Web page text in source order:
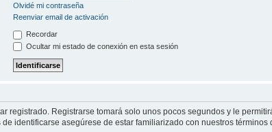
Olvidé mi contraseña
Reenviar email de activación
Recordar
Ocultar mi estado de conexión en esta sesión
registrado. Registrarse tomará solo unos pocos segundos y le
identificarse asegúrese de estar familiarizado con nuestros